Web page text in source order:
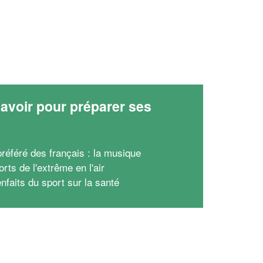
pour préparer ses
des français : la musique
de l'extrême en l'air
du sport sur la santé